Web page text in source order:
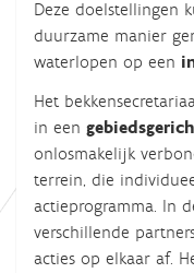
Deze doelstellingen
duurzame manier
waterlopen op een
Het
in een
onlosmakelijk
terrein, die
actieprogramma. In
verschillende
acties op elkaar af.